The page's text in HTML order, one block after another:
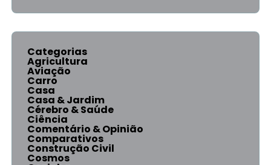
Categorias
Agricultura
Aviação
Carro
Casa
Casa & Jardim
Cérebro & Saúde
Ciência
Comentário & Opinião
Comparativos
Construção Civil
Cosmos